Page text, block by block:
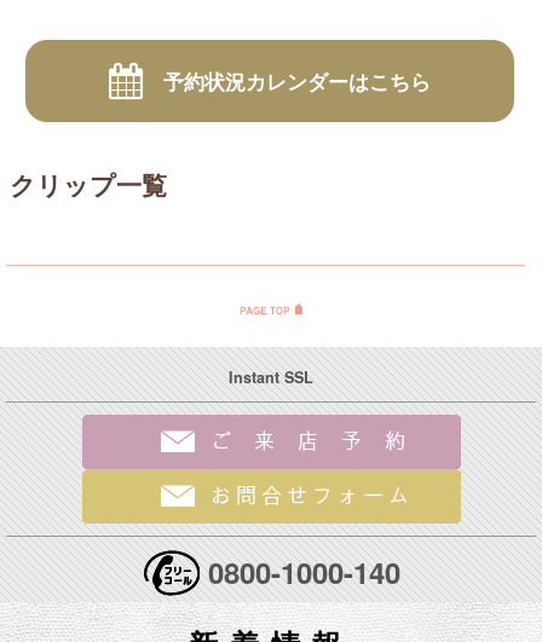
予約状況カレンダーはこちら
クリップ一覧
Instant SSL
0800-1000-140